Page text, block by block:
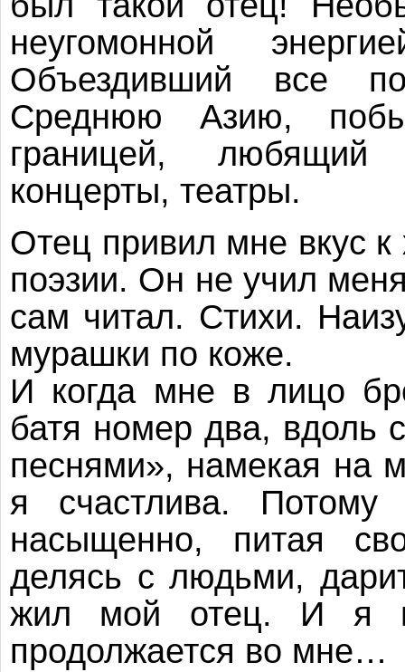
неугомонной
Объездивший все
Среднюю Азию,
границей, любящий
концерты, театры.
Отец привил мне вкус
поэзии. Он не учил
сам читал. Стихи.
мурашки по коже.
И когда мне в лицо
батя номер два, вдоль
песнями», намекая на
я счастлива.
насыщенно, питая
делясь с людьми,
жил мой отец. И я
продолжается во мне…